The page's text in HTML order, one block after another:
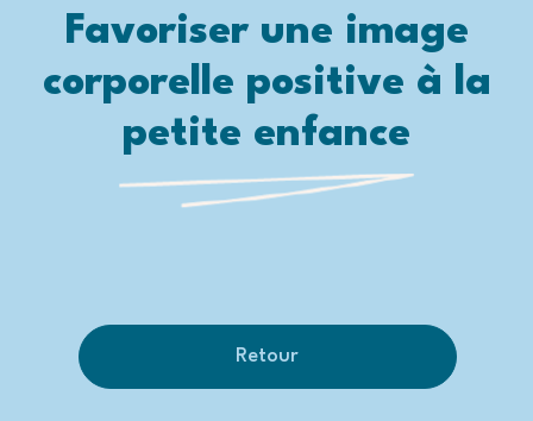
Favoriser une image
corporelle positive à la
petite enfance
Retour